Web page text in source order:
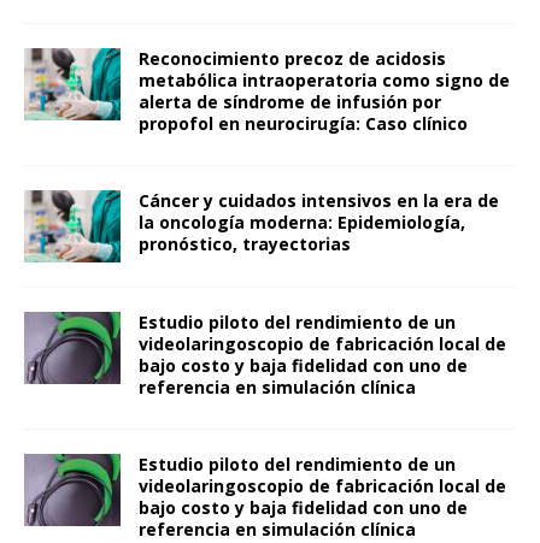
Reconocimiento precoz de acidosis
metabólica intraoperatoria como signo de
alerta de síndrome de infusión por
propofol en neurocirugía: Caso clínico
Cáncer y cuidados intensivos en la era de
la oncología moderna: Epidemiología,
pronóstico, trayectorias
Estudio piloto del rendimiento de un
videolaringoscopio de fabricación local de
bajo costo y baja fidelidad con uno de
referencia en simulación clínica
Estudio piloto del rendimiento de un
videolaringoscopio de fabricación local de
bajo costo y baja fidelidad con uno de
referencia en simulación clínica